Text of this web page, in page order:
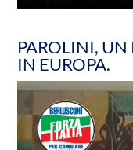
PAROLINI,
IN EUROPA.